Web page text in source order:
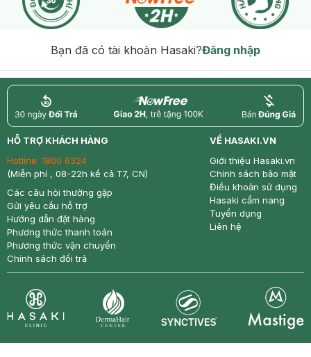
Bạn đã có tài khoản Hasaki?Đăng nhập
return nowfree price
HỖ TRỢ KHÁCH HÀNG
Hotline: 1800 6324
(Miễn phí , 08-22h kể cả T7, CN)
Các câu hỏi thường gặp
Gửi yêu cầu hỗ trợ
Hướng dẫn đặt hàng
Phương thức thanh toán
Phương thức vận chuyển
Chính sách đổi trả
VỀ HASAKI.VN
Giới thiệu Hasaki.vn
Chính sách bảo mật
Điều khoản sử dụng
Hasaki cẩm nang
Tuyển dụng
Liên hệ